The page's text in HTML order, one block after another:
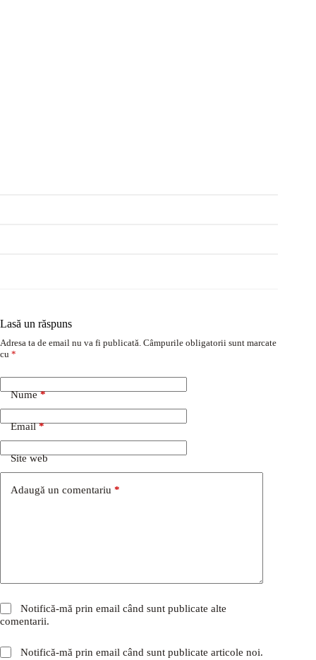
Lasă un răspuns
Adresa ta de email nu va fi publicată. Câmpurile obligatorii sunt marcate
cu *
Nume*
Email*
Site web
Adaugă un comentariu *
Notifică-mă prin email când sunt publicate alte
comentarii.
Notifică-mă prin email când sunt publicate articole noi.